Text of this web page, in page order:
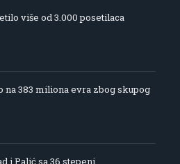
više od 3.000 posetilaca
na 383 miliona evra zbog skupog
i Palić sa 36 stepeni